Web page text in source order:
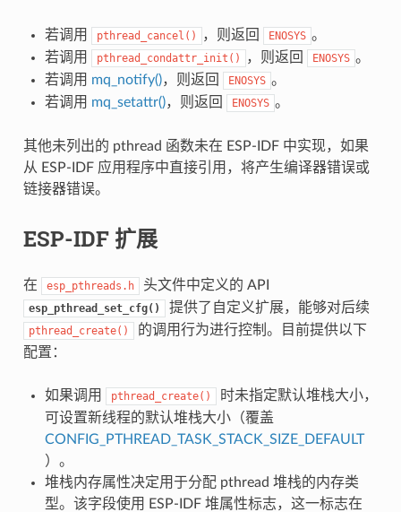
若调用 pthread_cancel() ，则返回 ENOSYS 。
若调用
pthread_condattr_init() ，则返回 ENOSYS 。
若调用 mq_notify()，则返回 ENOSYS 。
若调用 mq_setattr()，则返回 ENOSYS 。
其他未列出的 pthread 函数未在 ESP-IDF 中实现，如果
从 ESP-IDF 应用程序中直接引用，将产生编译器错误或
链接器错误。
ESP-IDF 扩展
在 esp_pthreads.h 头文件中定义的 API
esp_pthread_set_cfg() 提供了自定义扩展，能够对后续
pthread_create()
的调用行为进行控制。目前提供以下
配置：
如果调用 pthread_create()
时未指定默认堆栈大小，
可设置新线程的默认堆栈大小（覆盖
CONFIG_PTHREAD_TASK_STACK_SIZE_DEFAULT
）。
堆栈内存属性决定用于分配 pthread 堆栈的内存类
型。该字段使用 ESP-IDF 堆属性标志，这一标志在